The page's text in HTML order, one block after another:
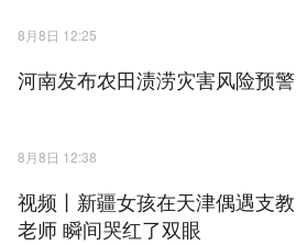
8月8日 12:25
河南发布农田渍涝灾害风险预警
8月8日 12:38
视频丨新疆女孩在天津偶遇支教
老师 瞬间哭红了双眼